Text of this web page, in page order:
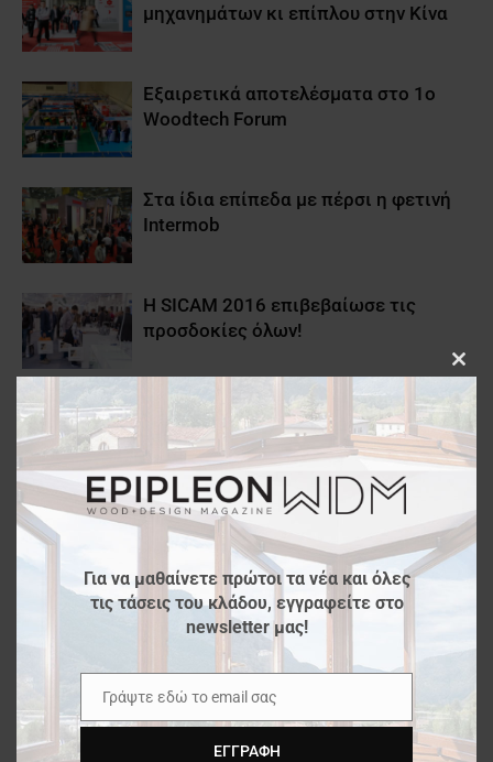
μηχανημάτων κι επίπλου στην Κίνα
Εξαιρετικά αποτελέσματα στο 1o
Woodtech Forum
Στα ίδια επίπεδα με πέρσι η φετινή
Intermob
Η SICAM 2016 επιβεβαίωσε τις
προσδοκίες όλων!
Νέες προοπτικές από την ORGATEC
Δυναμική η παρουσία της EGGER
στην SICAM 2016
Για να μαθαίνετε πρώτοι τα νέα και όλες
τις τάσεις του κλάδου, εγγραφείτε στο
newsletter μας!
Email
Γράψτε εδώ το email σας
ΕΓΓΡΑΦΉ